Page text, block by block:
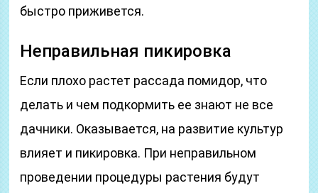
быстро приживется.
Неправильная пикировка
Если плохо растет рассада помидор, что
делать и чем подкормить ее знают не все
дачники. Оказывается, на развитие культур
влияет и пикировка. При неправильном
проведении процедуры растения будут